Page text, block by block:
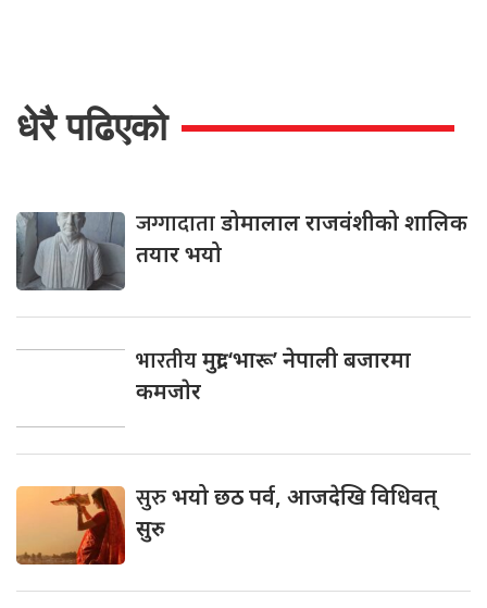
धेरै पढिएको
जग्गादाताडोमालाल राजवंशीको शालिक
तयार भयो
भारतीयमुद्रा ‘भारू’ नेपाली बजारमा
कमजाेर
सुरुभयो छठ पर्व, आजदेखि विधिवत्
सुरु